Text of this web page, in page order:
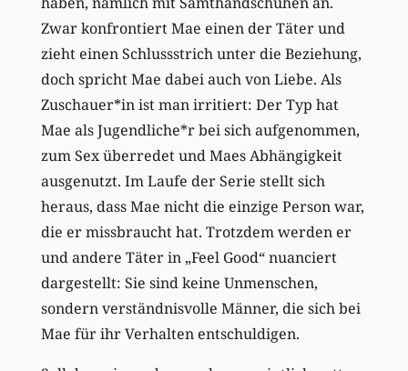
Zwar konfrontiert Mae einen der Täter und
zieht einen Schlussstrich unter die Beziehung,
doch spricht Mae dabei auch von Liebe. Als
Zuschauer*in ist man irritiert: Der Typ hat
Mae als Jugendliche*r bei sich aufgenommen,
zum Sex überredet und Maes Abhängigkeit
ausgenutzt. Im Laufe der Serie stellt sich
heraus, dass Mae nicht die einzige Person war,
die er missbraucht hat. Trotzdem werden er
und andere Täter in „Feel Good“ nuanciert
dargestellt: Sie sind keine Unmenschen,
sondern verständnisvolle Männer, die sich bei
Mae für ihr Verhalten entschuldigen.